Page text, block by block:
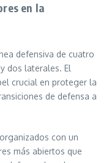
en la
defensiva de cuatro
dos laterales. El
crucial en proteger la
de defensa a
con un
más abiertos que